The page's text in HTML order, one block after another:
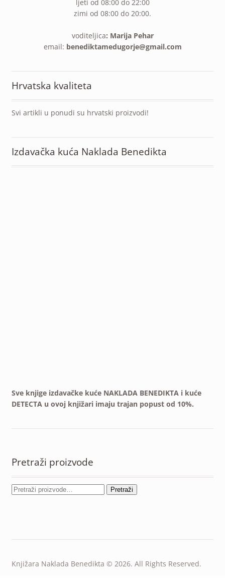
ljeti od 08:00 do 22:00
zimi od 08:00 do 20:00.
voditeljica: Marija Pehar
email: benediktamedugorje@gmail.com
Hrvatska kvaliteta
Svi artikli u ponudi su hrvatski proizvodi!
Izdavačka kuća Naklada Benedikta
Sve knjige izdavačke kuće NAKLADA BENEDIKTA i kuće
DETECTA u ovoj knjižari imaju trajan popust od 10%.
Pretraži proizvode
Pretraži
Knjižara Naklada Benedikta © 2026. All Rights Reserved.